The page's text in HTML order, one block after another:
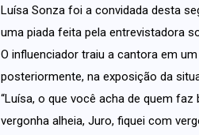
Luísa Sonza foi a convidada desta
uma piada feita pela entrevistadora
O influenciador traiu a cantora em
posteriormente, na exposição da
“Luísa, o que você acha de quem faz
vergonha alheia, Juro, fiquei com